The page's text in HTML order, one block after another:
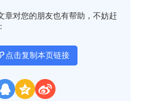
章对您的朋友也有帮助，不妨赶
点击复制本页链接